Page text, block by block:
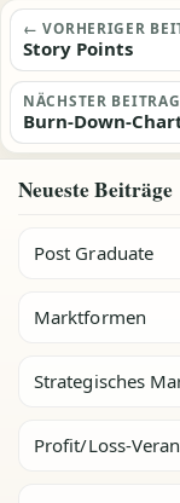
← VORHERIGER
Story Points
NÄCHSTER
Burn-Down-
Neueste Beiträge
Post Graduate
Marktformen
Strategisches
Profit/Loss-